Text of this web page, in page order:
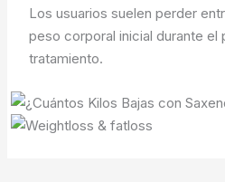
Los usuarios suelen perder
peso corporal inicial durante el
tratamiento.